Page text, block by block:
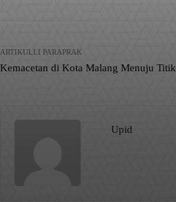
ARTIKULLI PARAPRAK
Kemacetan di Kota Malang Menuju
Upid